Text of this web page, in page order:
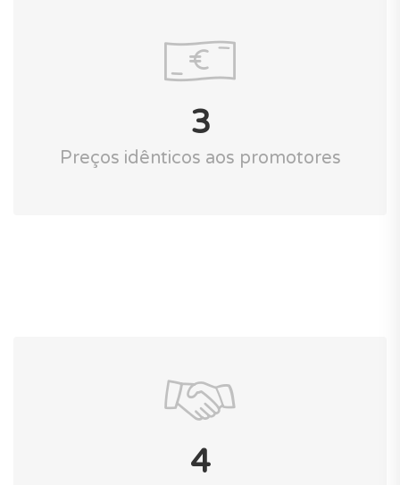
3
Preços idênticos aos promotores
4